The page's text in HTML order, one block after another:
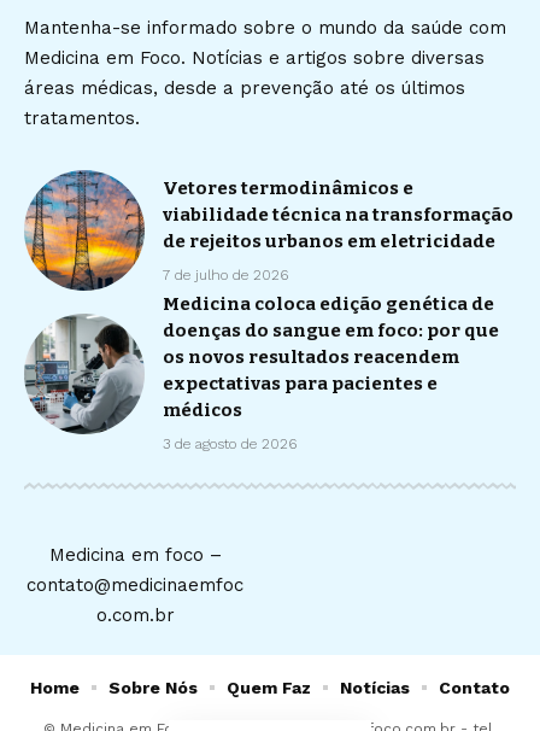
Mantenha-se informado sobre o mundo da saúde com
Medicina em Foco. Notícias e artigos sobre diversas
áreas médicas, desde a prevenção até os últimos
tratamentos.
Vetores termodinâmicos e
viabilidade técnica na transformação
de rejeitos urbanos em eletricidade
7 de julho de 2026
Medicina coloca edição genética de
doenças do sangue em foco: por que
os novos resultados reacendem
expectativas para pacientes e
médicos
3 de agosto de 2026
Medicina em foco –
contato@medicinaemfoc
o.com.br
Home Sobre Nós Quem Faz Notícias Contato